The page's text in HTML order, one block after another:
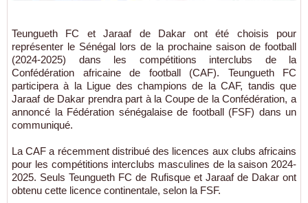
Teungueth FC et Jaraaf de Dakar ont été choisis pour
représenter le Sénégal lors de la prochaine saison de football
(2024-2025) dans les compétitions interclubs de la
Confédération africaine de football (CAF). Teungueth FC
participera à la Ligue des champions de la CAF, tandis que
Jaraaf de Dakar prendra part à la Coupe de la Confédération, a
annoncé la Fédération sénégalaise de football (FSF) dans un
communiqué.
La CAF a récemment distribué des licences aux clubs africains
pour les compétitions interclubs masculines de la saison 2024-
2025. Seuls Teungueth FC de Rufisque et Jaraaf de Dakar ont
obtenu cette licence continentale, selon la FSF.